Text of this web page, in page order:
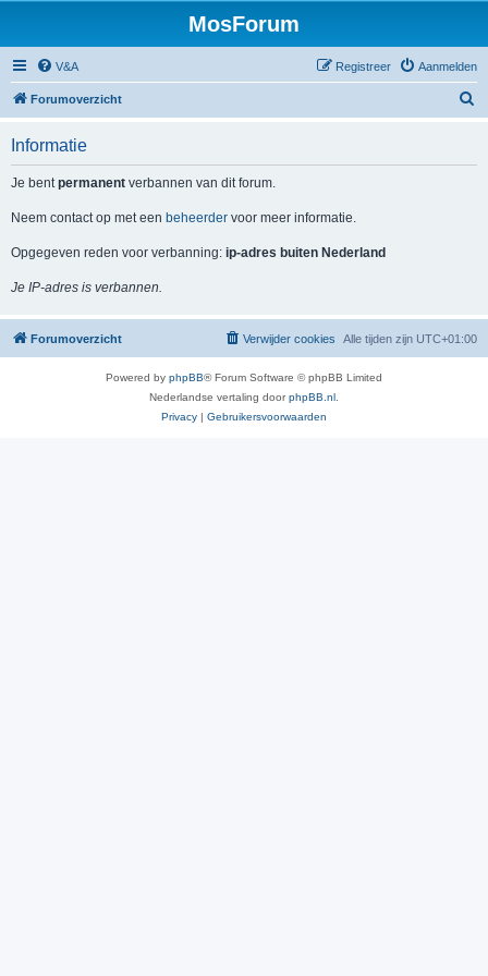
MosForum
V&A Aanmelden
Registreer
Forumoverzicht
Informatie
Je bentpermanent verbannen van dit forum.
Neem contact op met een beheerder voor meer informatie.
Opgegeven reden voor verbanning: ip-adres buiten Nederland
Je IP-adres is verbannen.
Forumoverzicht Alle tijden zijn UTC+01:00
Verwijder cookies
Powered by phpBB® Forum Software © phpBB Limited
Nederlandse vertaling doorphpBB.nl
Privacy | Gebruikersvoorwaarden